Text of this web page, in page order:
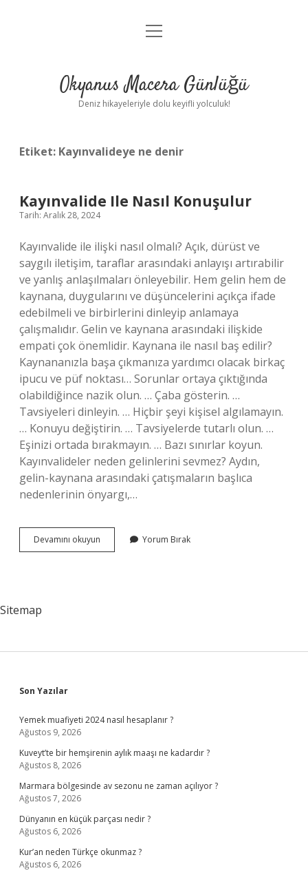
Anasayfa
Yasal Uyarı
menüyü
Okyanus Macera Günlüğü
Deniz hikayeleriyle dolu keyifli yolculuk!
Etiket: Kayınvalideye ne denir
Kayınvalide Ile Nasıl Konuşulur
Tarih: Aralık 28, 2024
Kayınvalide ile ilişki nasıl olmalı? Açık, dürüst ve
saygılı iletişim, taraflar arasındaki anlayışı artırabilir
ve yanlış anlaşılmaları önleyebilir. Hem gelin hem de
kaynana, duygularını ve düşüncelerini açıkça ifade
edebilmeli ve birbirlerini dinleyip anlamaya
çalışmalıdır. Gelin ve kaynana arasındaki ilişkide
empati çok önemlidir. Kaynana ile nasıl baş edilir?
Kaynananızla başa çıkmanıza yardımcı olacak birkaç
ipucu ve püf noktası… Sorunlar ortaya çıktığında
olabildiğince nazik olun. … Çaba gösterin. …
Tavsiyeleri dinleyin. … Hiçbir şeyi kişisel algılamayın.
… Konuyu değiştirin. … Tavsiyelerde tutarlı olun. …
Eşinizi ortada bırakmayın. … Bazı sınırlar koyun.
Kayınvalideler neden gelinlerini sevmez? Aydın,
gelin-kaynana arasındaki çatışmaların başlıca
nedenlerinin önyargı,…
Devamını okuyun Kayınvalide
Ile
Yorum Bırak
Sitemap
Sidebar
Son Yazılar
Yemek muafiyeti 2024 nasıl hesaplanır ?
Ağustos 9, 2026
Kuveyt’te bir hemşirenin aylık maaşı ne kadardır ?
Ağustos 8, 2026
Marmara bölgesinde av sezonu ne zaman açılıyor ?
Ağustos 7, 2026
Dünyanın en küçük parçası nedir ?
Ağustos 6, 2026
Kur’an neden Türkçe okunmaz ?
Ağustos 6, 2026